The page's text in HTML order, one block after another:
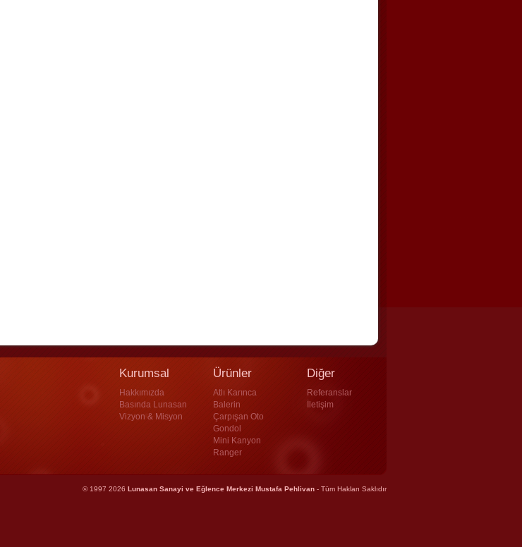
Diğer
Referanslar
İletişim
Ürünler
Atlı Karınca
Balerin
Çarpışan Oto
Gondol
Mini Kanyon
Ranger
Kurumsal
Hakkımızda
Basında Lunasan
Vizyon & Misyon
© 1997 2026 Lunasan Sanayi ve Eğlence Merkezi Mustafa Pehlivan - Tüm Hakları Saklıdır